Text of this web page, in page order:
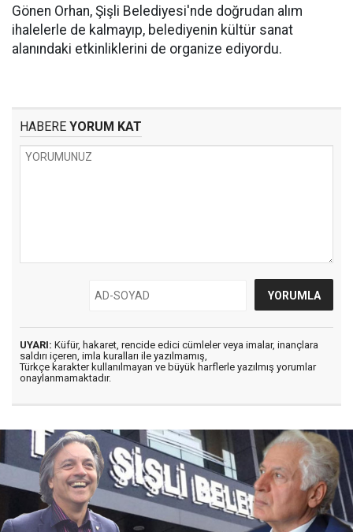
Gönen Orhan, Şişli Belediyesi'nde doğrudan alım
ihalelerle de kalmayıp, belediyenin kültür sanat
alanındaki etkinliklerini de organize ediyordu.
HABERE YORUM KAT
UYARI: Küfür, hakaret, rencide edici cümleler veya imalar, inançlara
saldırı içeren, imla kuralları ile yazılmamış,
Türkçe karakter kullanılmayan ve büyük harflerle yazılmış yorumlar
onaylanmamaktadır.